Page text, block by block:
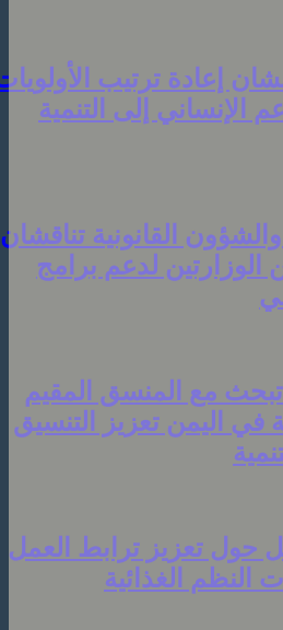
ترتيب الأولويات
إلى التنمية
القانونية تناقشان
لدعم برامج
مع المنسق المقيم
اليمن تعزيز التنسيق
تعزيز ترابط العمل
الغذائية